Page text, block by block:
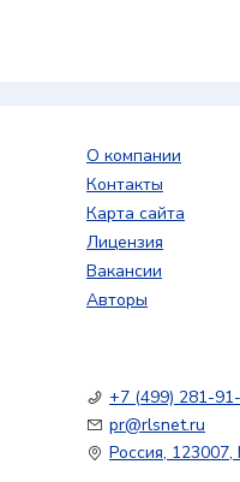
О компании
Контакты
Карта сайта
Лицензия
Вакансии
Авторы
+7 (499) 281-
pr@rlsnet.ru
Россия,